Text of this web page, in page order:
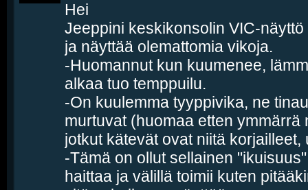
Hei
Jeeppini keskikonsolin VIC-
ja näyttää olemattomia vikoja.
-Huomannut kun kuumenee,
alkaa tuo temppuilu.
-On kuulemma tyyppivika, ne
murtuvat (huomaa etten ymmärrä
jotkut kätevät ovat niitä
-Tämä on ollut sellainen
haittaa ja välillä toimii kuten